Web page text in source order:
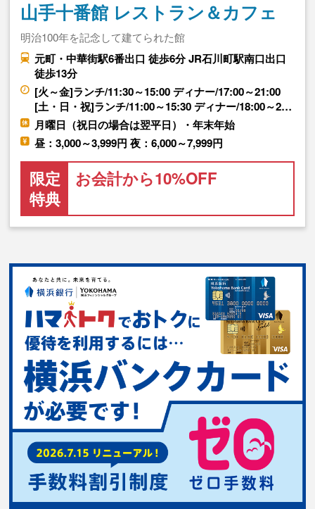
山手十番館 レストラン＆カフェ
明治100年を記念して建てられた館
元町・中華街駅6番出口 徒歩6分 JR石川町駅南口出口
徒歩13分
[火～金]ランチ/11:30～15:00 ディナー/17:00～21:00
[土・日・祝]ランチ/11:00～15:30 ディナー/18:00～2…
月曜日（祝日の場合は翌平日）・年末年始
昼：3,000～3,999円 夜：6,000～7,999円
限定
特典
お会計から10%OFF